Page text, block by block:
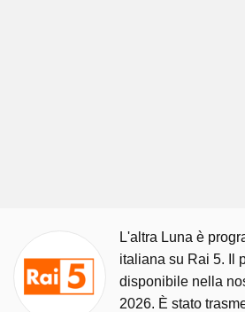
L'altra Luna è
italiana su Rai 5. Il
disponibile nella
2026. È stato